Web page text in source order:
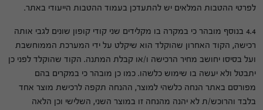
לפרטי ההטבות המלאים יש להתעדכן בעמוד ההטבות הייעודי באתר.
4.4 בנוסף מובהר כי במקרה בו מקלידים שני קודי קופון שונים לגבי אותה
רכישה, הקוד האחרון שהוקלד הוא שיקלט על ידי המערכת הממוחשבת
ועל בסיסו יחושב מחיר הרכישה ו/או קבלת המתנה. הקוד שהוקלד לפני כן
יתבטל ולא יעשה בו שימוש כלשהו. כמו כן מובהר כי במקרים בהם
מפורסם באתר הנחה כלשהי למוצר, ההנחה תקפה לרכישת מוצר אחד
בלבד והרוכש/ת לא יהנה מהנחה זו במוצר השני, השלישי וכן הלאה